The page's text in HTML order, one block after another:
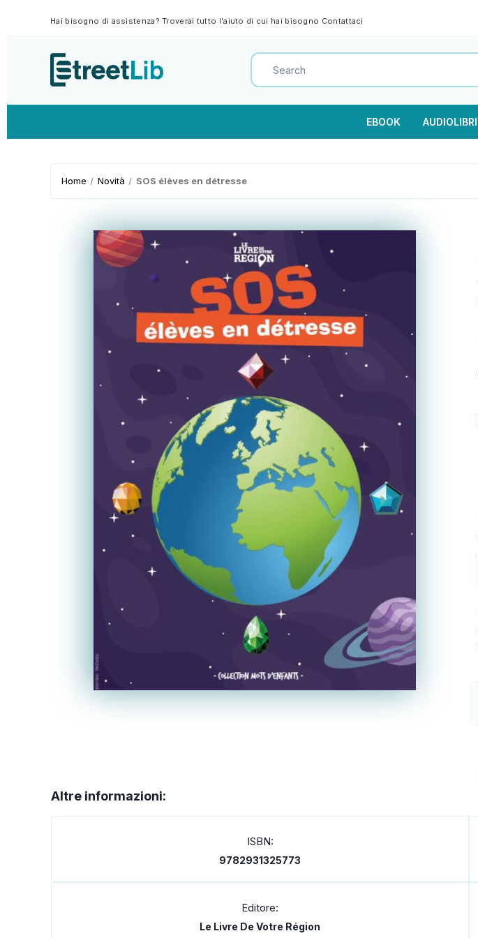
Hai bisogno di assistenza? Troverai tutto l'aiuto di cui hai bisogno Contattaci
EBOOK AUDIOLIBRI
Home Novità SOS élèves en détresse
Altre informazioni:
ISBN:
9782931325773
Editore:
Le Livre De Votre Région